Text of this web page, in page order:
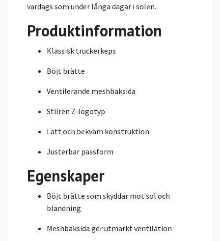
vardags som under långa dagar i solen.
Produktinformation
Klassisk truckerkeps
Böjt brätte
Ventilerande meshbaksida
Stilren Z-logotyp
Lätt och bekväm konstruktion
Justerbar passform
Egenskaper
Böjt brätte som skyddar mot sol och
bländning
Meshbaksida ger utmärkt ventilation